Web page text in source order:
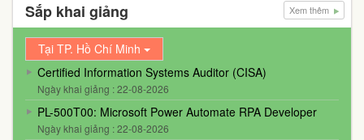
Sắp khai giảng Xem thêm
Tại TP. Hồ Chí Minh
Certified Information Systems Auditor (CISA)
Ngày khai giảng : 22-08-2026
PL-500T00: Microsoft Power Automate RPA Developer
Ngày khai giảng : 22-08-2026